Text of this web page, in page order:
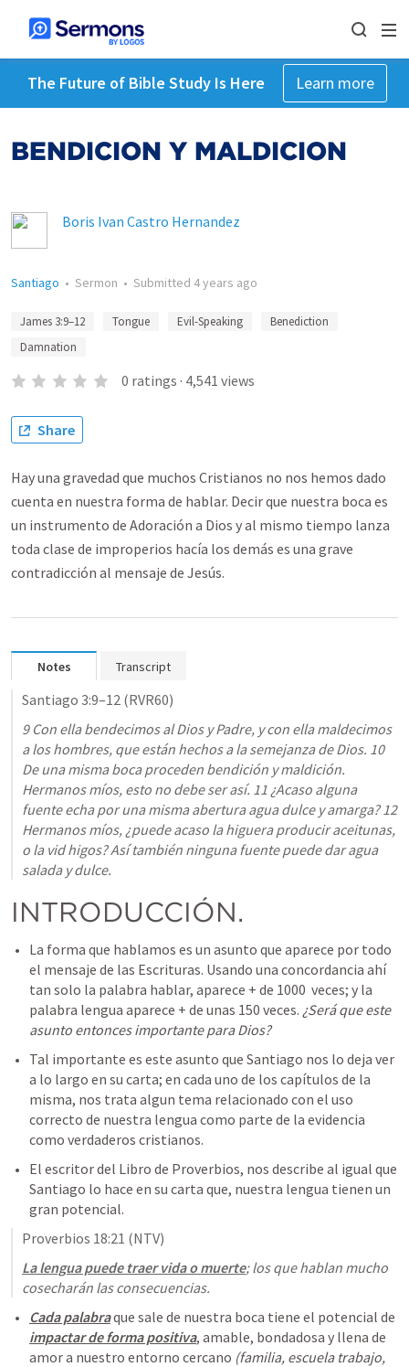
The Future of Bible Study Is Here Learn more
BENDICION Y MALDICION
Boris Ivan Castro Hernandez
Santiago • Sermon • Submitted 4 years ago
James 3:9–12 Tongue Evil-Speaking
Benediction
Damnation
0 ratings · 4,541 views
Share
Hay una gravedad que muchos Cristianos no nos hemos dado
cuenta en nuestra forma de hablar. Decir que nuestra boca es
un instrumento de Adoración a Dios y al mismo tiempo lanza
toda clase de improperios hacía los demás es una grave
contradicción al mensaje de Jesús.
Notes Transcript
Santiago 3:9–12 (RVR60)
9 Con ella bendecimos al Dios y Padre, y con ella maldecimos
a los hombres, que están hechos a la semejanza de Dios. 10
De una misma boca proceden bendición y maldición.
Hermanos míos, esto no debe ser así. 11 ¿Acaso alguna
fuente echa por una misma abertura agua dulce y amarga? 12
Hermanos míos, ¿puede acaso la higuera producir aceitunas,
o la vid higos? Así también ninguna fuente puede dar agua
salada y dulce.
INTRODUCCIÓN.
La forma que hablamos es un asunto que aparece por todo
el mensaje de las Escrituras. Usando una concordancia ahí
tan solo la palabra hablar, aparece + de 1000  veces; y la
palabra lengua aparece + de unas 150 veces. ¿Será que este
asunto entonces importante para Dios?
Tal importante es este asunto que Santiago nos lo deja ver
a lo largo en su carta; en cada uno de los capítulos de la
misma, nos trata algun tema relacionado con el uso
correcto de nuestra lengua como parte de la evidencia
como verdaderos cristianos.
El escritor del Libro de Proverbios, nos describe al igual que
Santiago lo hace en su carta que, nuestra lengua tienen un
gran potencial.
Proverbios 18:21 (NTV)
La lengua puede traer vida o muerte; los que hablan mucho
cosecharán las consecuencias.
Cada palabra
impactar de forma positiva, amable, bondadosa y llena de
amor a nuestro entorno cercano (familia, escuela trabajo,